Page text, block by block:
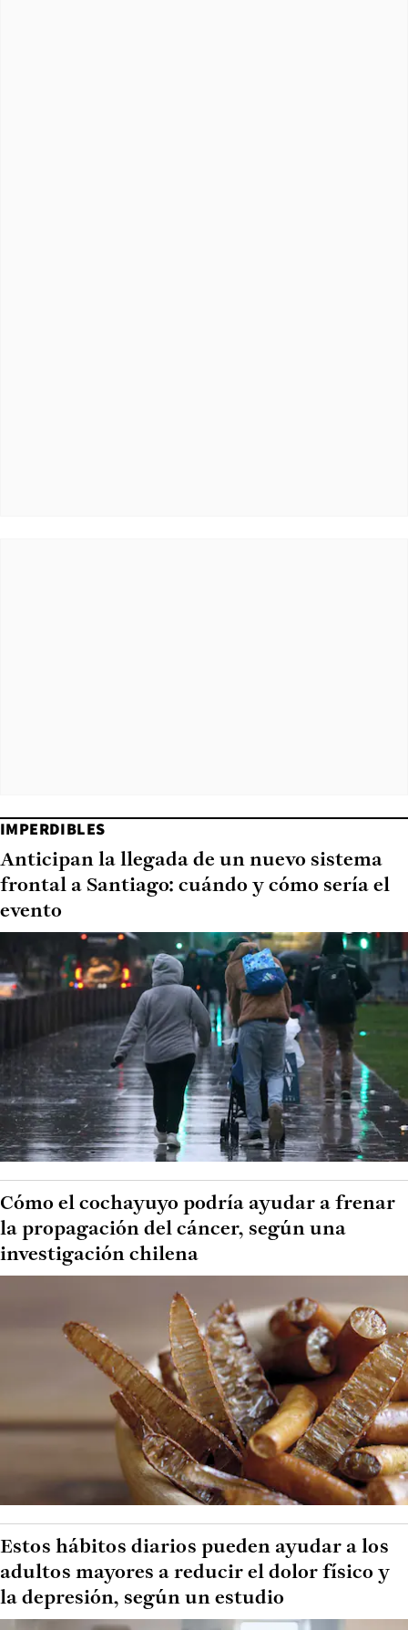
IMPERDIBLES
Anticipan la llegada de un nuevo sistema
frontal a Santiago: cuándo y cómo sería el
evento
Cómo el cochayuyo podría ayudar a frenar
la propagación del cáncer, según una
investigación chilena
Estos hábitos diarios pueden ayudar a los
adultos mayores a reducir el dolor físico y
la depresión, según un estudio